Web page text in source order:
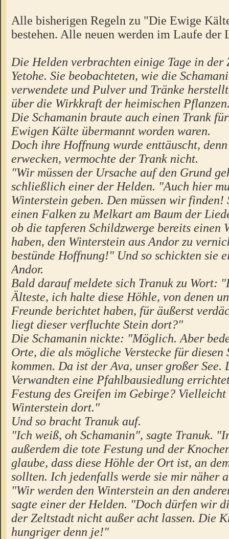
Alle bisherigen Regeln zu "Die Ewige
bestehen. Alle neuen werden im Laufe der
Die Helden verbrachten einige Tage in der
Yetohe. Sie beobachteten, wie die
verwendete und Pulver und Tränke
über die Wirkkraft der heimischen
Die Schamanin braute auch einen Trank
Ewigen Kälte übermannt worden waren.
Doch ihre Hoffnung wurde enttäuscht,
erwecken, vermochte der Trank nicht.
"Wir müssen der Ursache auf den Grund
schließlich einer der Helden. "Auch hier
Winterstein geben. Den müssen wir
einen Falken zu Melkart am Baum der
ob die tapferen Schildzwerge bereits einen
haben, den Winterstein aus Andor zu
bestünde Hoffnung!" Und so schickten sie
Andor.
Bald darauf meldete sich Tranuk zu Wort:
Älteste, ich halte diese Höhle, von denen
Freunde berichtet haben, für äußerst
liegt dieser verfluchte Stein dort?"
Die Schamanin nickte: "Möglich. Aber
Orte, die als mögliche Verstecke für diesen
kommen. Da ist der Ava, unser großer See.
Verwandten eine Pfahlbausiedlung
Festung des Greifen im Gebirge?
Winterstein dort."
Und so bracht Tranuk auf.
"Ich weiß, oh Schamanin", sagte Tranuk.
außerdem die tote Festung und der
glaube, dass diese Höhle der Ort ist, an
sollten. Ich jedenfalls werde sie mir näher
"Wir werden den Winterstein an den
sagte einer der Helden. "Doch dürfen wir
der Zeltstadt nicht außer acht lassen. Die
hungriger denn je!"